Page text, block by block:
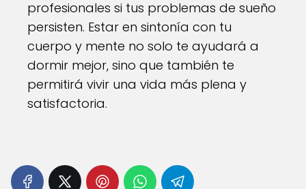
profesionales si tus problemas de sueño
persisten. Estar en sintonía con tu
cuerpo y mente no solo te ayudará a
dormir mejor, sino que también te
permitirá vivir una vida más plena y
satisfactoria.